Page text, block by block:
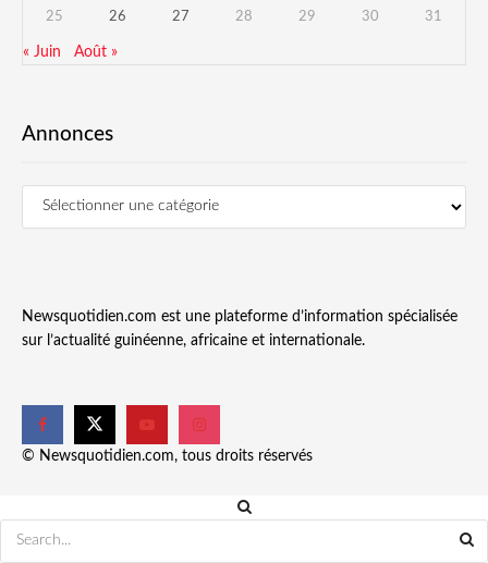
25 26 27 28 29 30 31
« Juin Août »
Annonces
Newsquotidien.com est une plateforme d’information spécialisée
sur l’actualité guinéenne, africaine et internationale.
© Newsquotidien.com, tous droits réservés